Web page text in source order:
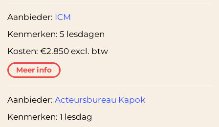
Aanbieder: ICM
Kenmerken: 5 lesdagen
Kosten: €2.850 excl. btw
Meer info
Aanbieder: Acteursbureau Kapok
Kenmerken: 1 lesdag